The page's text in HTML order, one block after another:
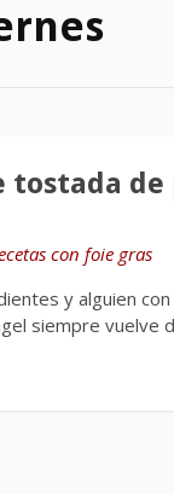
de
con foie gras
y alguien
siempre vuelve